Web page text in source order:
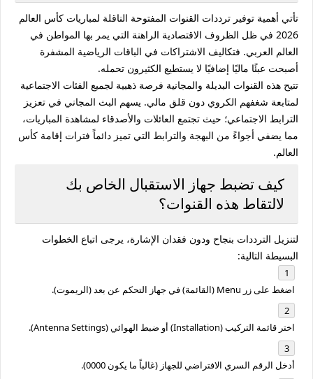
تأتي أهمية توفير ترددات القنوات المفتوحة الناقلة لمباريات كأس العالم
2026 في ظل الظروف الاقتصادية الراهنة التي يمر بها المواطن في
العالم العربي. فتكاليف الاشتراكات في الباقات الرياضية المشفرة
أصبحت عبئًا ماليًا إضافيًا لا يستطيع الكثيرون تحمله.
تتيح هذه القنوات البديلة والمجانية فرصة ذهبية لجميع الفئات الاجتماعية
لمتابعة شغفهم الكروي دون قلق مالي. يسهم البث المجاني في تعزيز
الترابط الاجتماعي؛ حيث تجتمع العائلات والأصدقاء لمشاهدة المباريات،
مما يضفي أجواءً من البهجة والترابط التي تميز دائماً فترات إقامة كأس
العالم.
كيف تضبط جهاز الاستقبال الخاص بك
لالتقاط هذه القنوات؟
لتنزيل الترددات بنجاح ودون فقدان الإشارة، يرجى اتباع الخطوات
البسيطة التالية:
اضغط على زر Menu (القائمة) في جهاز التحكم عن بعد (الريموت).
اختر قائمة التركيب (Installation) أو ضبط الهوائي (Antenna Settings) .
أدخل الرقم السري الافتراضي للجهاز (غالباً ما يكون 0000
).